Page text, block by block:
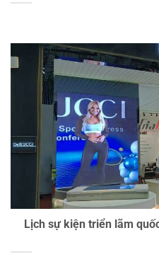
Lịch sự kiện triển lãm